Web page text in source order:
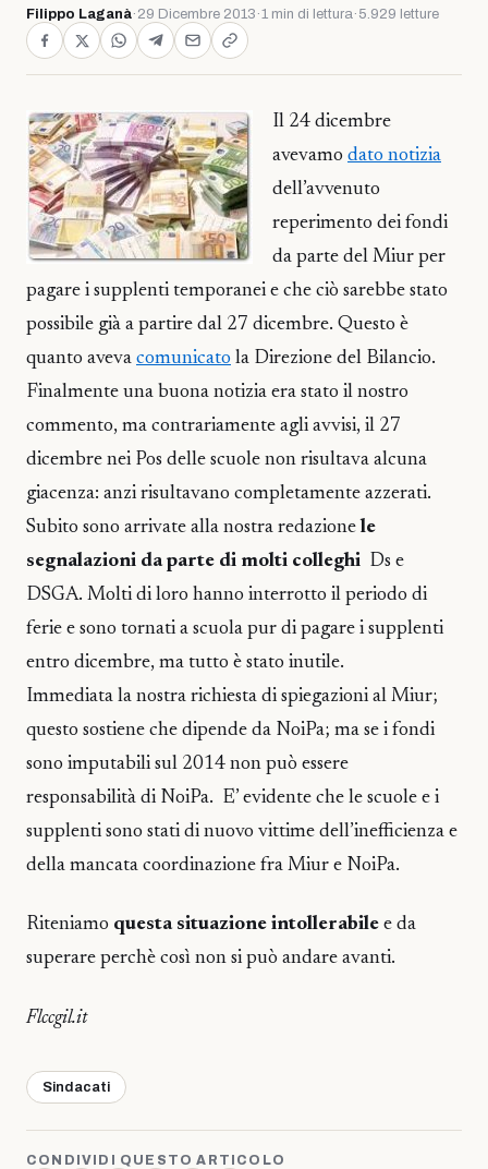
Filippo Laganà· 29 Dicembre 2013 ·1 min di lettura· 5.929 letture
Il 24 dicembre
avevamo dato notizia
dell’avvenuto
reperimento dei fondi
da parte del Miur per
pagare i supplenti temporanei e che ciò sarebbe stato
possibile già a partire dal 27 dicembre. Questo è
quanto aveva comunicato la Direzione del Bilancio.
Finalmente una buona notizia era stato il nostro
commento, ma contrariamente agli avvisi, il 27
dicembre nei Pos delle scuole non risultava​​ alcuna
giacenza: anzi risultavano completamente azzerati.
Subito sono arrivate alla nostra redazione le
segnalazioni da parte di molti colleghi Ds e
DSGA. Molti di loro hanno interrotto il periodo di
ferie e sono tornati a scuola pur di pagare i supplenti
entro dicembre, ma tutto è stato inutile.​
Immediata la nostra richiesta di spiegazioni al Miur;
questo sostiene che dipende da NoiPa; ma se i fondi
sono imputabili sul 2014 non può essere
responsabilità di NoiPa. E’ evidente che le scuole e i
supplenti sono stati di nuovo vittime dell’inefficienza e
della mancata coordinazione fra Miur e NoiPa.
Riteniamo questa situazione intollerabile e da
superare perchè così non si può andare avanti.
Flccgil.it
Sindacati
CONDIVIDI QUESTO ARTICOLO